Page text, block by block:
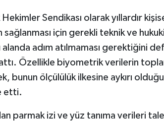
Hekimler Sendikası olarak yıllardır
için gerekli teknik ve
adım atılmaması gerektiğini
Özellikle biyometrik verilerin
bunun ölçülülük ilkesine aykırı
etti.
parmak izi ve yüz tanıma verileri